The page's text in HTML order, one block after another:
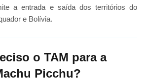
a entrada e saída dos territórios do
e Bolívia.
o TAM para a
Picchu?